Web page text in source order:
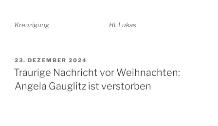
Kreuzigung Hl. Lukas
VERÖFFENTLICHT
AM
23. DEZEMBER 2024
Traurige Nachricht vor Weihnachten:
Angela Gauglitz ist verstorben